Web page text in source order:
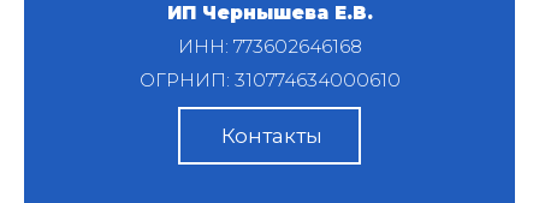
ИП Чернышева Е.В.
ИНН: 773602646168
ОГРНИП: 310774634000610
Контакты